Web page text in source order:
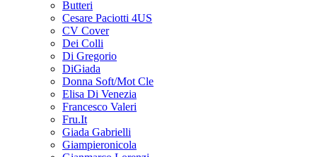
Butteri
Cesare Paciotti 4US
CV Cover
Dei Colli
Di Gregorio
DiGiada
Donna Soft/Mot Cle
Elisa Di Venezia
Francesco Valeri
Fru.It
Giada Gabrielli
Giampieronicola